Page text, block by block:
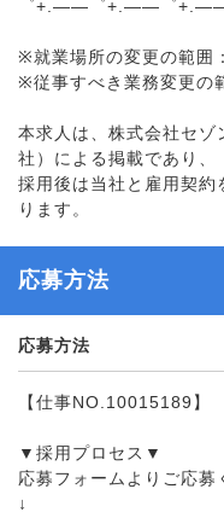
゜+.――゜+.――゜
※就業場所の変更の範囲
※従事すべき業務変更の
本求人は、株式会社セゾ
社）による掲載であり、
採用後は当社と雇用契約
ります。
応募方法
応募方法
【仕事NO.10015189】
▼採用プロセス▼
応募フォームよりご応募
↓